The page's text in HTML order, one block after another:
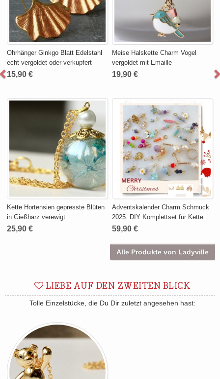
Ohrhänger Ginkgo Blatt Edelstahl
echt vergoldet oder verkupfert
15,90 €
Meise Halskette Charm Vogel
vergoldet mit Emaille
19,90 €
Kette Hortensien gepresste Blüten
in Gießharz verewigt
25,90 €
Adventskalender Charm Schmuck
2025: DIY Komplettset für Kette
59,90 €
Alle Produkte von Ladyville
LIEBE AUF DEN ZWEITEN BLICK
Tolle Einzelstücke, die Du Dir zuletzt angesehen hast: